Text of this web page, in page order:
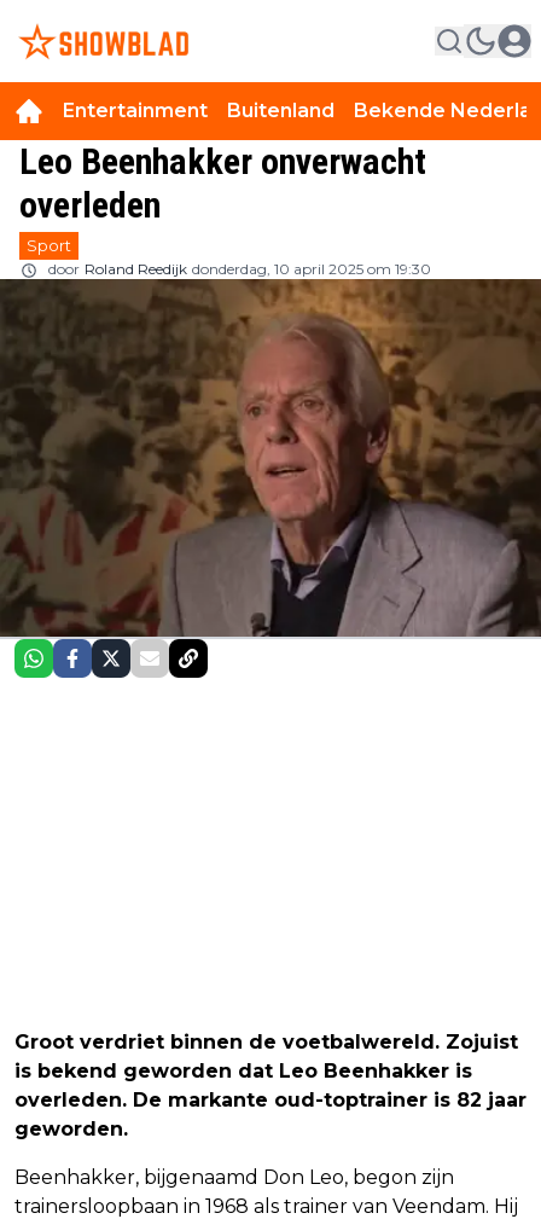
Entertainment Buitenland Bekende
Leo Beenhakker onverwacht
overleden
Sport
door Roland Reedijk donderdag, 10 april 2025 om 19:30
Groot verdriet binnen de voetbalwereld. Zojuist
is bekend geworden dat Leo Beenhakker is
overleden. De markante oud-toptrainer is 82 jaar
geworden.
Beenhakker, bijgenaamd Don Leo, begon zijn
trainersloopbaan in 1968 als trainer van Veendam. Hij